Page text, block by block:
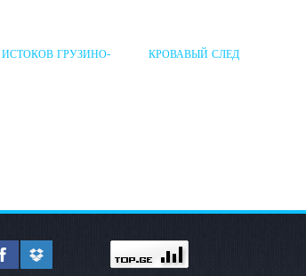
ГРУЗИНО-
КРОВАВЫЙ СЛЕД